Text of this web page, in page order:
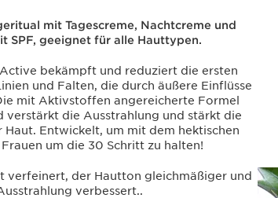
mit Tagescreme, Nachtcreme und
SPF, geeignet für alle Hauttypen.
bekämpft und reduziert die ersten
und Falten, die durch äußere Einflüsse
mit Aktivstoffen angereicherte Formel
die Ausstrahlung und stärkt die
Entwickelt, um mit dem hektischen
um die 30 Schritt zu halten!
verfeinert, der Hautton gleichmäßiger und
verbessert..